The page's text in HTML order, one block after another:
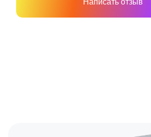
Написать отзыв